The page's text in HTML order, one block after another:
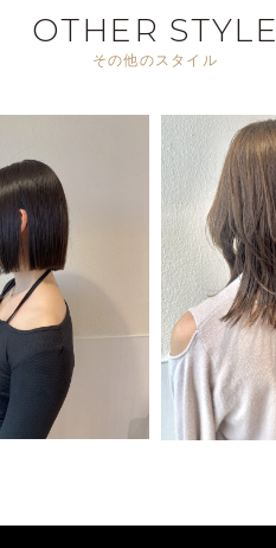
OTHER STYLE
その他のスタイル